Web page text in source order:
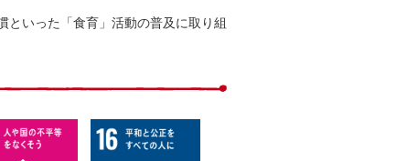
といった「食育」活動の普及に取り組